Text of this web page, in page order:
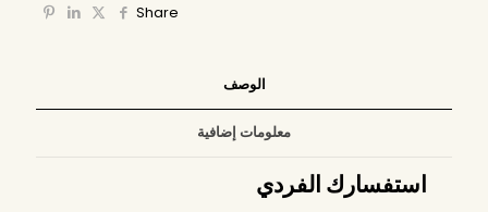
Share
الوصف
معلومات إضافية
استفسارك الفردي